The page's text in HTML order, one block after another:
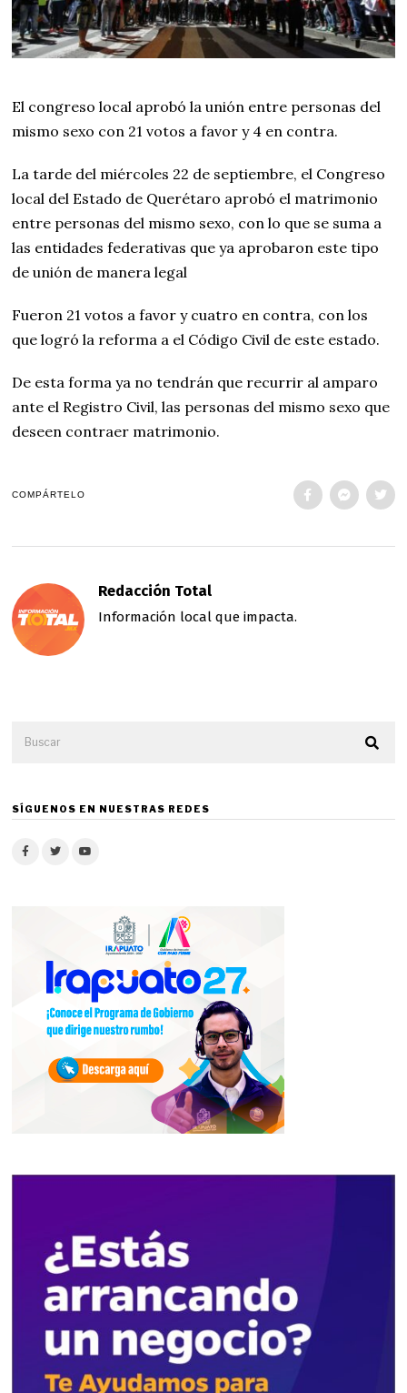
e
d
e
2
1
El congreso local aprobó la unión entre personas del
mismo sexo con 21 votos a favor y 4 en contra.
La tarde del miércoles 22 de septiembre, el Congreso
local del Estado de Querétaro aprobó el matrimonio
entre personas del mismo sexo, con lo que se suma a
las entidades federativas que ya aprobaron este tipo
de unión de manera legal
Fueron 21 votos a favor y cuatro en contra, con los
que logró la reforma a el Código Civil de este estado.
De esta forma ya no tendrán que recurrir al amparo
ante el Registro Civil, las personas del mismo sexo que
deseen contraer matrimonio.
COMPÁRTELO
Redacción Total
Información local que impacta.
SÍGUENOS EN NUESTRAS REDES